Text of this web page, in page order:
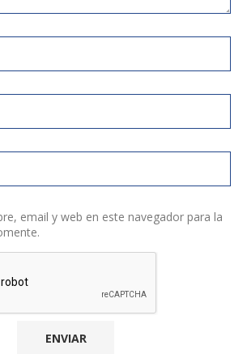
email y web en este navegador para la